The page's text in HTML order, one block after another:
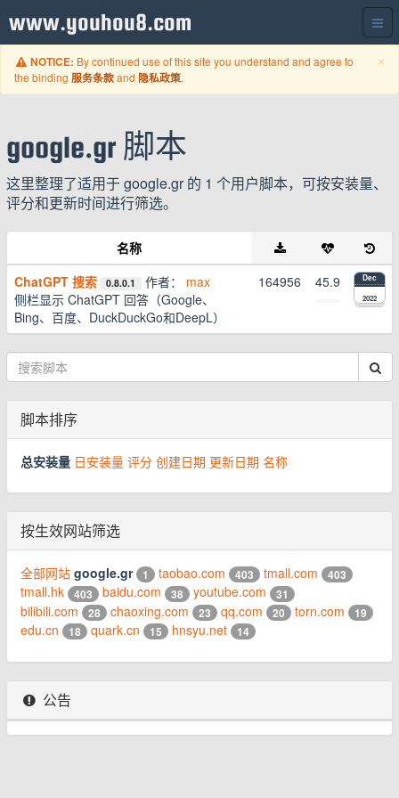
www.youhou8.com
×
NOTICE: By continued use of this site you understand and agree to
the binding 服务条款and 隐私政策.
google.gr 脚本
这里整理了适用于 google.gr 的 1 个用户脚本，可按安装量、
评分和更新时间进行筛选。
名称
ChatGPT 搜索
0.8.0.1 作者： max
侧栏显示 ChatGPT 回答（Google、
Bing、百度、DuckDuckGo和DeepL）
164956 45.9 Dec
2022
脚本排序
总安装量 日安装量 评分 创建日期 更新日期 名称
按生效网站筛选
全部网站 google.gr 1 taobao.com 403 tmall.com 403
tmall.hk 403 baidu.com 38 youtube.com 31
bilibili.com 28 chaoxing.com 23 qq.com 20 torn.com 19
edu.cn 18 quark.cn 15 hnsyu.net 14
公告